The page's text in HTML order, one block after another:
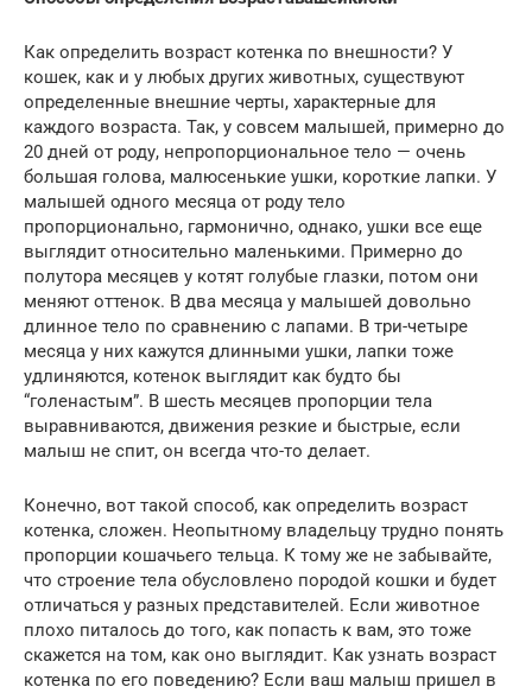
Как определить возраст котенка по внешности? У
кошек, как и у любых других животных, существуют
определенные внешние черты, характерные для
каждого возраста. Так, у совсем малышей, примерно до
20 дней от роду, непропорциональное тело — очень
большая голова, малюсенькие ушки, короткие лапки. У
малышей одного месяца от роду тело
пропорционально, гармонично, однако, ушки все еще
выглядит относительно маленькими. Примерно до
полутора месяцев у котят голубые глазки, потом они
меняют оттенок. В два месяца у малышей довольно
длинное тело по сравнению с лапами. В три-четыре
месяца у них кажутся длинными ушки, лапки тоже
удлиняются, котенок выглядит как будто бы
“голенастым”. В шесть месяцев пропорции тела
выравниваются, движения резкие и быстрые, если
малыш не спит, он всегда что-то делает.
Конечно, вот такой способ, как определить возраст
котенка, сложен. Неопытному владельцу трудно понять
пропорции кошачьего тельца. К тому же не забывайте,
что строение тела обусловлено породой кошки и будет
отличаться у разных представителей. Если животное
плохо питалось до того, как попасть к вам, это тоже
скажется на том, как оно выглядит. Как узнать возраст
котенка по его поведению? Если ваш малыш пришел в